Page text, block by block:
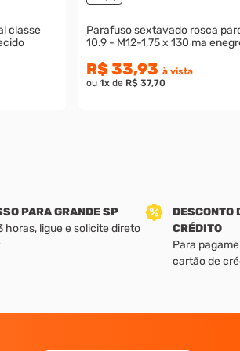
classe
Parafuso sextavado rosca
10.9 - M12-1,75 x 130 ma
R$ 33,93 à vista
ou 1xde R$ 37,70
PARA GRANDE SP
horas, ligue e solicite direto
DESCONTO
CRÉDITO
Para
cartão de